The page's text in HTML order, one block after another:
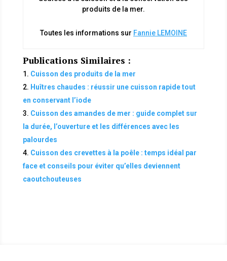
produits de la mer.
Toutes les informations sur Fannie LEMOINE
Publications Similaires :
Cuisson des produits de la mer
Huîtres chaudes : réussir une cuisson rapide tout
en conservant l’iode
Cuisson des amandes de mer : guide complet sur
la durée, l’ouverture et les différences avec les
palourdes
Cuisson des crevettes à la poêle : temps idéal par
face et conseils pour éviter qu’elles deviennent
caoutchouteuses